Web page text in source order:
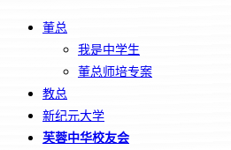
董总
我是中学生
董总师培专案
教总
新纪元大学
芙蓉中华校友会